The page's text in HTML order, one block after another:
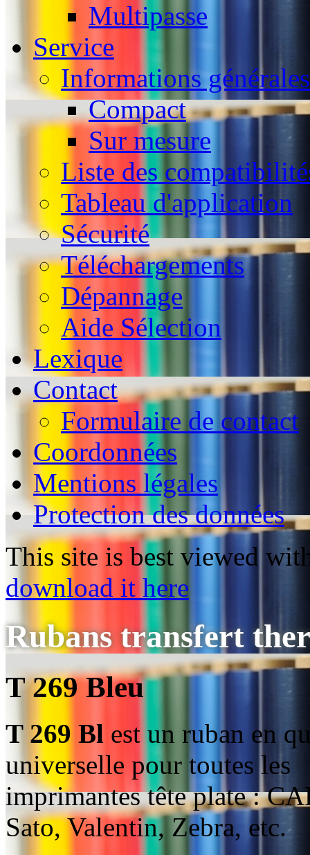
Multipasse
Service
Informations
Compact
Sur mesure
Liste des
Tableau d'application
Sécurité
Téléchargements
Dépannage
Aide Sélection
Lexique
Contact
Formulaire de contact
Coordonnées
Mentions légales
Protection des données
This site is best viewed
download it here
Rubans transfert
T 269 Bleu
T 269 Bl est un ruban en
universelle pour toutes les
imprimantes tête plate :
Sato, Valentin, Zebra, etc.